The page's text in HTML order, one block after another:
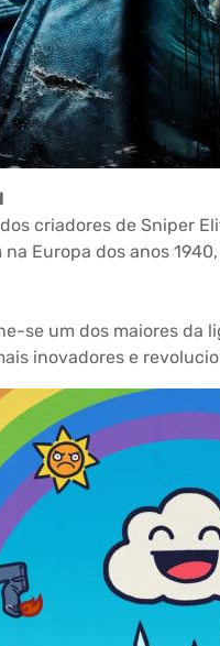
criadores de Sniper
Europa dos anos
se um dos maiores da
inovadores e